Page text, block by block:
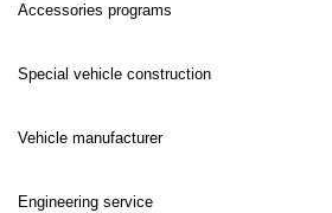
Accessories programs
Special vehicle construction
Vehicle manufacturer
Engineering service